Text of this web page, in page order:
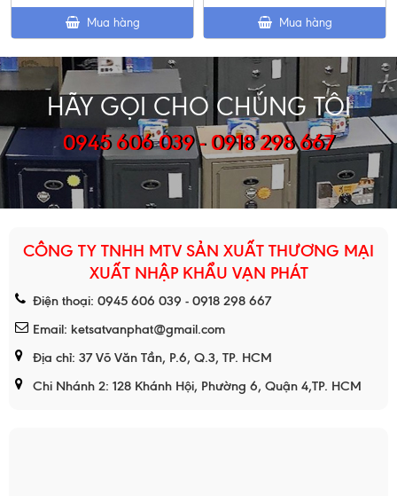
Mua hàng Mua hàng
HÃY GỌI CHO CHÚNG TÔI
0945 606 039 - 0918 298 667
CÔNG TY TNHH MTV SẢN XUẤT THƯƠNG MẠI
XUẤT NHẬP KHẨU VẠN PHÁT
Điện thoại: 0945 606 039 - 0918 298 667
Email: ketsatvanphat@gmail.com
Địa chỉ: 37 Võ Văn Tần, P.6, Q.3, TP. HCM
Chi Nhánh 2: 128 Khánh Hội, Phường 6, Quận 4,TP. HCM